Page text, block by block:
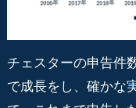
チェスターの申告件
で成長をし、確かな